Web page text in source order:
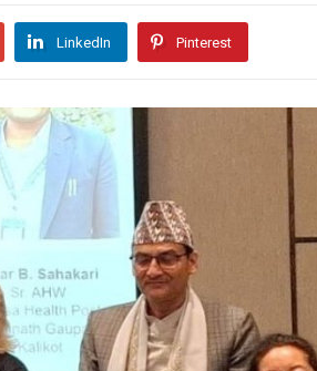
LinkedIn Pinterest